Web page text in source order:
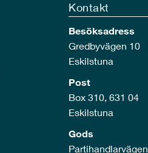
Kontakt
Besöksadress
Gredbyvägen 10
Eskilstuna
Post
Box 310, 631 04
Eskilstuna
Gods
Partihandlarvägen